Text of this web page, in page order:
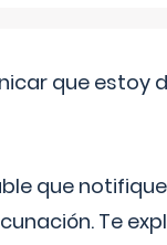
que estoy
que
Te